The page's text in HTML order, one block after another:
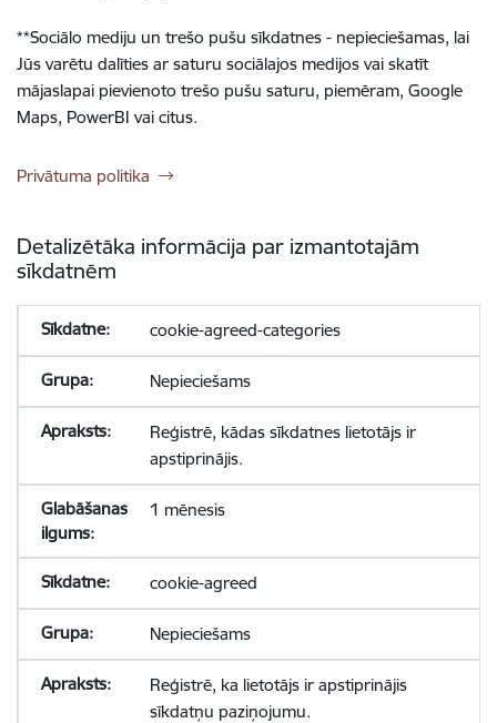
**Sociālo mediju un trešo pušu sīkdatnes - nepieciešamas, lai
Jūs varētu dalīties ar saturu sociālajos medijos vai skatīt
mājaslapai pievienoto trešo pušu saturu, piemēram, Google
Maps, PowerBI vai citus.
Privātuma politika
Detalizētāka informācija par izmantotajām
sīkdatnēm
cookie-agreed-categories
Nepieciešams
Reģistrē, kādas sīkdatnes lietotājs ir
apstiprinājis.
1 mēnesis
cookie-agreed
Nepieciešams
Reģistrē, ka lietotājs ir apstiprinājis
sīkdatņu paziņojumu.